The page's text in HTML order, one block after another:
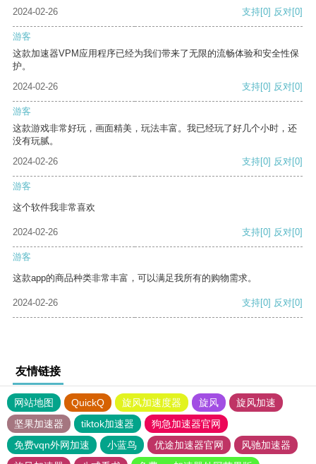
2024-02-26
支持[0] 反对[0]
游客
这款加速器VPM应用程序已经为我们带来了无限的流畅体验和安全性保
护。
2024-02-26
支持[0] 反对[0]
游客
这款游戏非常好玩，画面精美，玩法丰富。我已经玩了好几个小时，还
没有玩腻。
2024-02-26
支持[0] 反对[0]
游客
这个软件我非常喜欢
2024-02-26 支持[0] 反对[0]
游客
这款app的商品种类非常丰富，可以满足我所有的购物需求。
2024-02-26 支持[0] 反对[0]
友情链接
网站地图 QuickQ 旋风加速度器 旋风
旋风加速
坚果加速器
tiktok加速器
狗急加速器官网
免费vqn外网加速
小蓝鸟 优途加速器官网
风驰加速器